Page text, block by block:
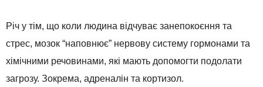
Річ у тім, що коли людина відчуває занепокоєння та
стрес, мозок “наповнює” нервову систему гормонами та
хімічними речовинами, які мають допомогти подолати
загрозу. Зокрема, адреналін та кортизол.